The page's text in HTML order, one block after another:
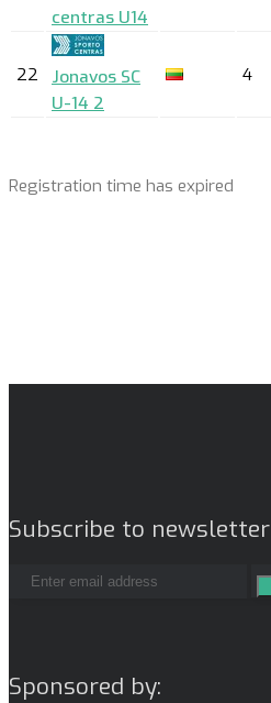
centras U14
22
Jonavos SC
U-14 2
4
Registration time has expired
Subscribe to newsletter
Sponsored by: